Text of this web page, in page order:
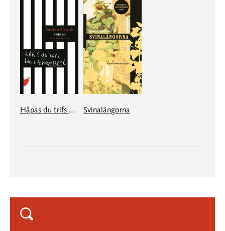
Håpas du trifs bra i fengelset Svinalängorna